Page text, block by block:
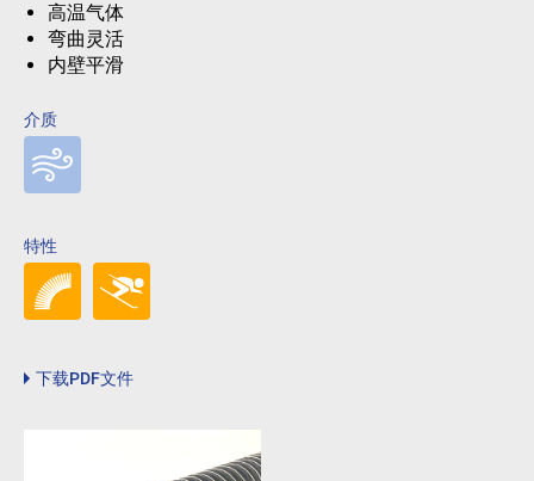
高温气体
弯曲灵活
内壁平滑
介质
特性
下载PDF文件